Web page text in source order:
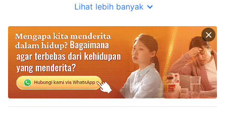
Lihat lebih banyak